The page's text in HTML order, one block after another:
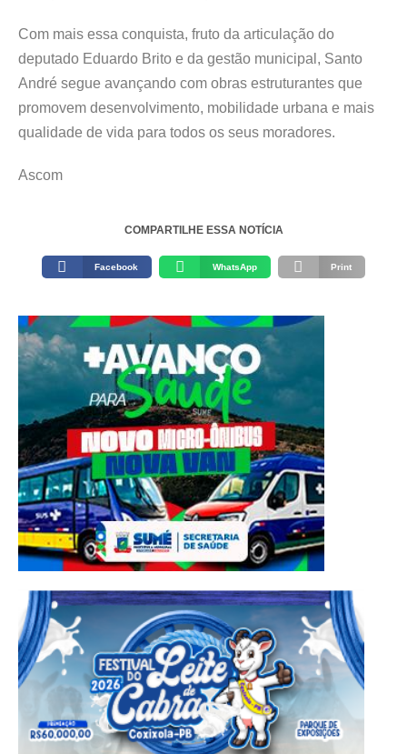
Com mais essa conquista, fruto da articulação do
deputado Eduardo Brito e da gestão municipal, Santo
André segue avançando com obras estruturantes que
promovem desenvolvimento, mobilidade urbana e mais
qualidade de vida para todos os seus moradores.
Ascom
COMPARTILHE ESSA NOTÍCIA
Facebook WhatsApp Print